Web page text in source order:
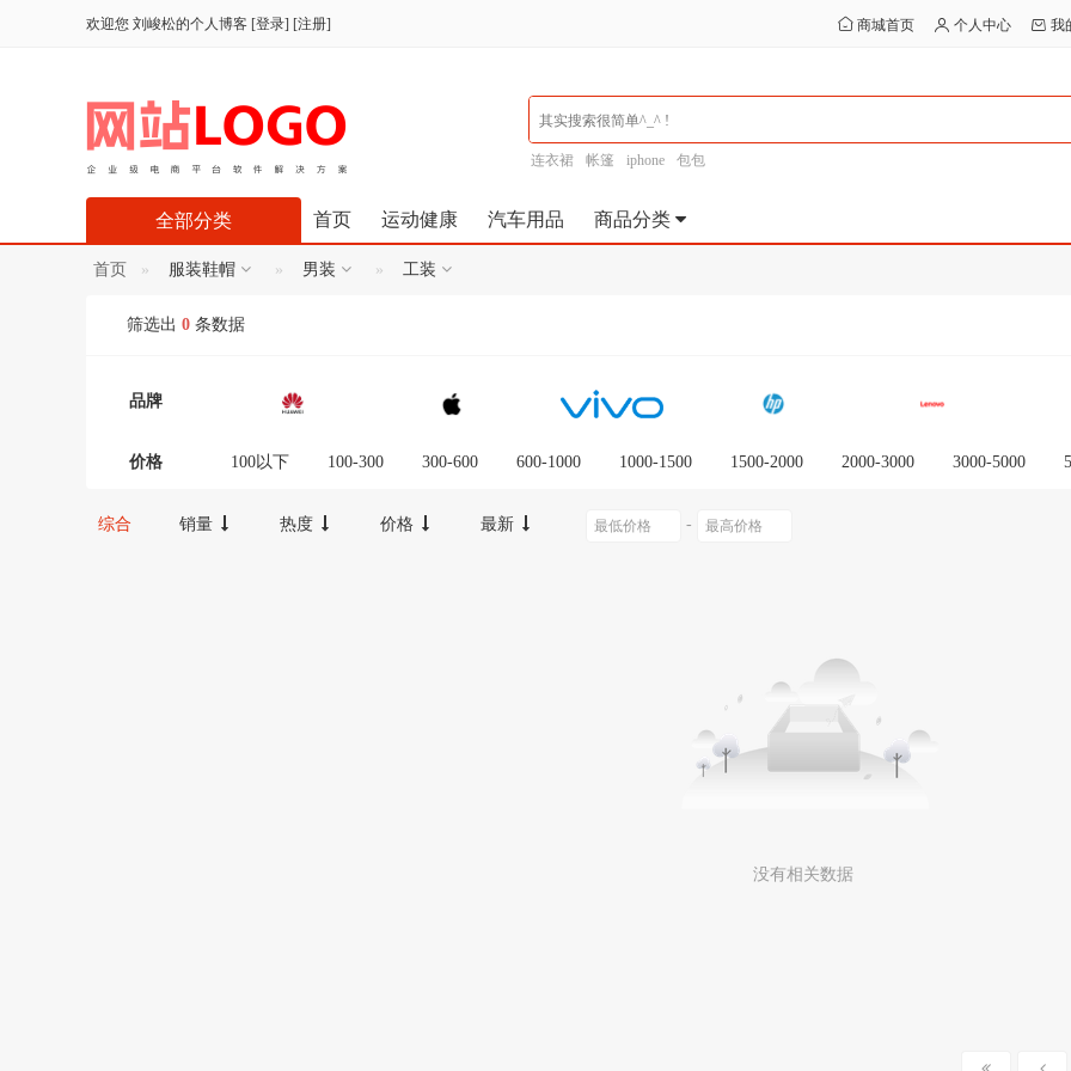
欢迎您 刘峻松的个人博客 [登录] [注册] 商城首页 个人中心 我
连衣裙 帐篷 iphone 包包
首页 运动健康 汽车用品 商品分类
全部分类
首页 服装鞋帽 男装 工装
筛选出 0 条数据
品牌
价格 100以下 100-300 300-600 600-1000 1000-1500 1500-2000 2000-3000 3000-5000
综合 销量 热度 价格 最新 -
没有相关数据